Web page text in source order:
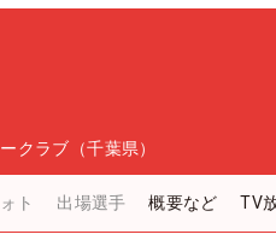
クラブ（千葉県）
ト 出場選手 概要など TV